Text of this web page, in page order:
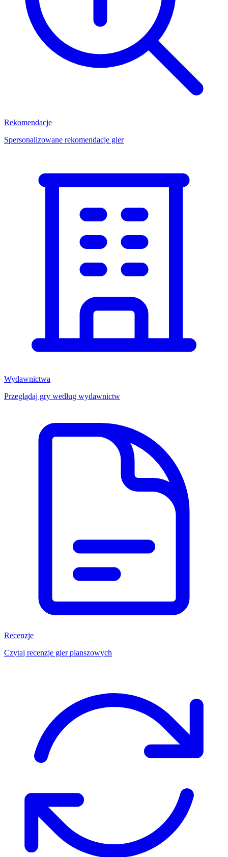
Rekomendacje
Spersonalizowane rekomendacje gier
Wydawnictwa
Przeglądaj gry według wydawnictw
Recenzje
Czytaj recenzje gier planszowych